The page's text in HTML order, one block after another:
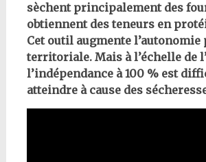
sèchent principalement des
obtiennent des teneurs en
Cet outil augmente l’autonomie
territoriale. Mais à l’échelle de
l’indépendance à 100 % est
atteindre à cause des